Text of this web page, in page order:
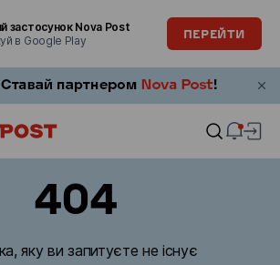
застосунок Nova Post
в Google Play
ПЕРЕЙТИ
404
яку ви запитуєте не існує